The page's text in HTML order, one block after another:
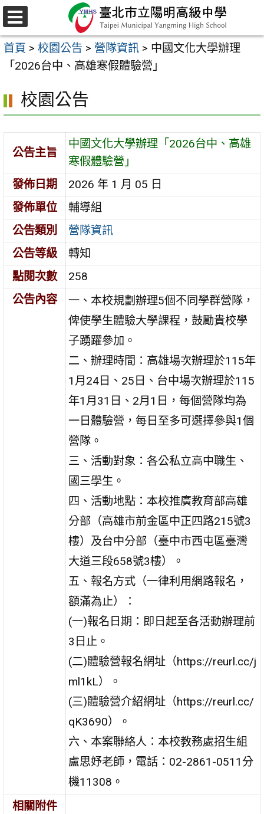
跳
至
主
容
區
選
單
首頁 > 校園公告 > 營隊資訊 > 中國文化大學辦理
「2026台中、高雄寒假體驗營」
校園公告
公告主旨
中國文化大學辦理「2026台中、高雄
寒假體驗營」
發佈日期
2026 年 1 月 05 日
發佈單位
輔導組
公告類別
營隊資訊
公告等級
轉知
點閱次數
258
公告內容
一、本校規劃辦理5個不同學群營隊，
俾使學生體驗大學課程，鼓勵貴校學
子踴躍參加。
二、辦理時間：高雄場次辦理於115年
1月24日、25日、台中場次辦理於115
年1月31日、2月1日，每個營隊均為
一日體驗營，每日至多可選擇參與1個
營隊。
三、活動對象：各公私立高中職生、
國三學生。
四、活動地點：本校推廣教育部高雄
分部（高雄市前金區中正四路215號3
樓）及台中分部（臺中市西屯區臺灣
大道三段658號3樓）。
五、報名方式（一律利用網路報名，
額滿為止）：
(一)報名日期：即日起至各活動辦理前
3日止。
(二)體驗營報名網址（https://reurl.cc/j
ml1kL）。
(三)體驗營介紹網址（https://reurl.cc/
qK3690）。
六、本案聯絡人：本校教務處招生組
盧思妤老師，電話：02-2861-0511分
機11308。
相關附件